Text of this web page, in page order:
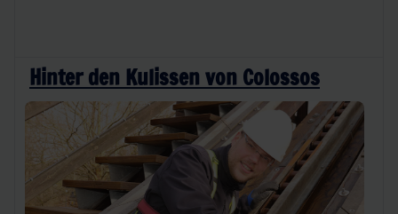
Hinter den Kulissen von Colossos